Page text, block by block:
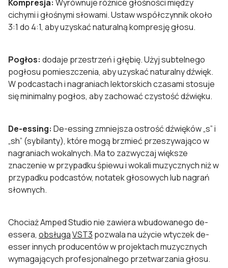
Kompresja: Wyrównuje różnice głośności między
cichymi i głośnymi słowami. Ustaw współczynnik około
3:1 do 4:1, aby uzyskać naturalną kompresję głosu.
Pogłos: dodaje przestrzeń i głębię. Użyj subtelnego
pogłosu pomieszczenia, aby uzyskać naturalny dźwięk.
W podcastach i nagraniach lektorskich czasami stosuje
się minimalny pogłos, aby zachować czystość dźwięku.
De-essing: De-essing zmniejsza ostrość dźwięków „s” i
„sh” (sybilanty), które mogą brzmieć przeszywająco w
nagraniach wokalnych. Ma to zazwyczaj większe
znaczenie w przypadku śpiewu i wokali muzycznych niż w
przypadku podcastów, notatek głosowych lub nagrań
słownych.
Chociaż Amped Studio nie zawiera wbudowanego de-
essera, obsługaVST3 pozwala na użycie wtyczek de-
esser innych producentów w projektach muzycznych
wymagających profesjonalnego przetwarzania głosu.